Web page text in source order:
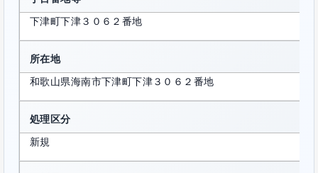
下津町下津３０６２番地
所在地
和歌山県海南市下津町下津３０６２番地
処理区分
新規